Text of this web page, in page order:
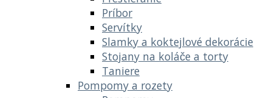
Príbor
Servítky
Slamky a koktejlové dekorácie
Stojany na koláče a torty
Taniere
Pompomy a rozety